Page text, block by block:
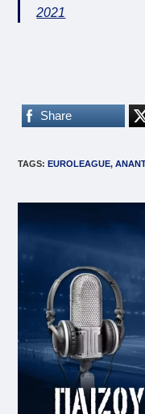
2021
Share
TAGS: EUROLEAGUE,